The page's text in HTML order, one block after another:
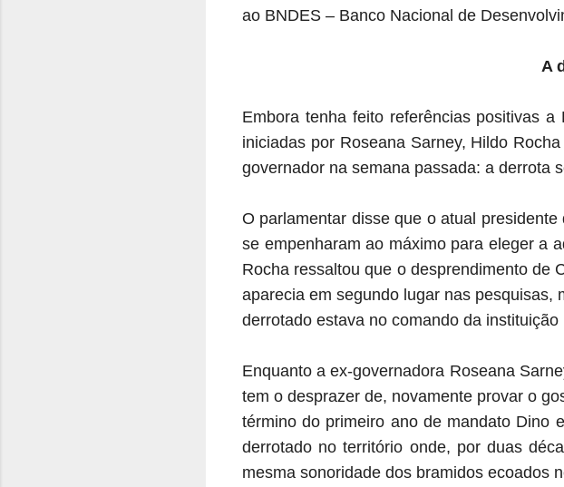
ao BNDES – Banco Nacional de
A
Embora tenha feito referências positivas
iniciadas por Roseana Sarney, Hildo
governador na semana passada: a derrota
O parlamentar disse que o atual
se empenharam ao máximo para eleger a
Rocha ressaltou que o desprendimento de
aparecia em segundo lugar nas pesquisas,
derrotado estava no comando da
Enquanto a ex-governadora Roseana
tem o desprazer de, novamente provar o
término do primeiro ano de mandato Dino
derrotado no território onde, por duas
mesma sonoridade dos bramidos ecoados